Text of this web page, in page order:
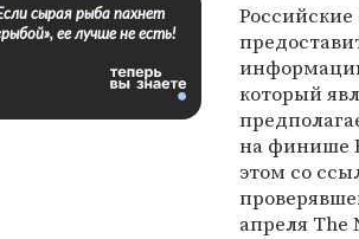
который
на финише
этом со
апреля The
сырая рыба пахнет
ее лучше не есть!